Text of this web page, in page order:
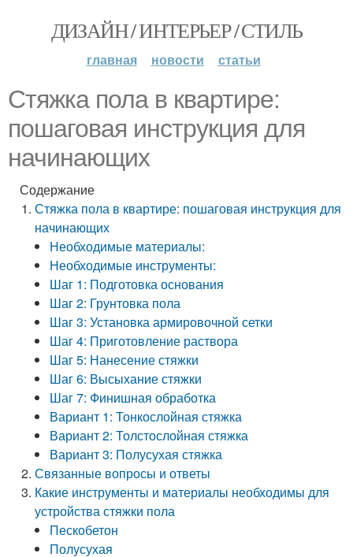
ДИЗАЙН / ИНТЕРЬЕР / СТИЛЬ
главная новости статьи
Стяжка пола в квартире:
пошаговая инструкция для
начинающих
Содержание
Стяжка пола в квартире: пошаговая инструкция для
начинающих
Необходимые материалы:
Необходимые инструменты:
Шаг 1: Подготовка основания
Шаг 2: Грунтовка пола
Шаг 3: Установка армировочной сетки
Шаг 4: Приготовление раствора
Шаг 5: Нанесение стяжки
Шаг 6: Высыхание стяжки
Шаг 7: Финишная обработка
Вариант 1: Тонкослойная стяжка
Вариант 2: Толстослойная стяжка
Вариант 3: Полусухая стяжка
Связанные вопросы и ответы
Какие инструменты и материалы необходимы для
устройства стяжки пола
Пескобетон
Полусухая